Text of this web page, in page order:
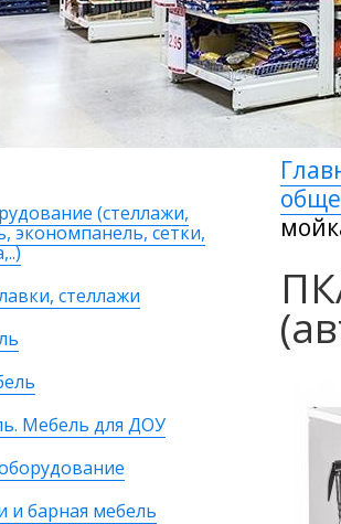
(стеллажи,
экономпанель, сетки,
стеллажи
Мебель для ДОУ
и барная мебель